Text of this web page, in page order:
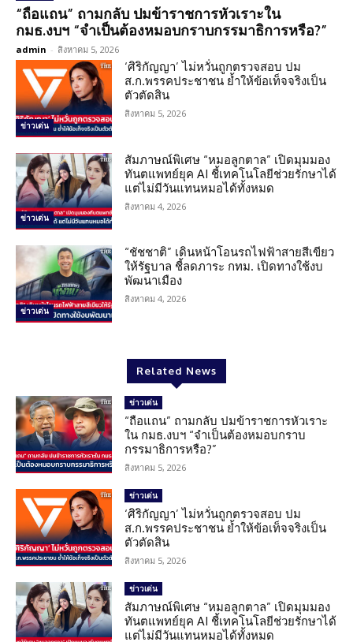
“ถือแถน” ถามกลับ ปมข้าราชการหัวเราะใน
กมธ.งบฯ “จำเป็นต้องหมอบกราบกรรมาธิการหรือ?”
admin - สิงหาคม 5, 2026
ข่าวเด่น
‘ศิริกัญญา’ ไม่หวั่นถูกตรวจสอบ ปม
ส.ก.พรรคประชาชน ย้ำให้ข้อเท็จจริงเป็น
ตัวตัดสิน
สิงหาคม 5, 2026
ข่าวเด่น
สัมภาษณ์พิเศษ “หมอลูกตาล” เปิดมุมมอง
ทันตแพทย์ยุค AI ชี้เทคโนโลยีช่วยรักษาได้
แต่ไม่มีวันแทนหมอได้ทั้งหมด
สิงหาคม 4, 2026
ข่าวเด่น
“ชัชชาติ” เดินหน้าโอนรถไฟฟ้าสายสีเขียว
ให้รัฐบาล ชี้ลดภาระ กทม. เปิดทางใช้งบ
พัฒนาเมือง
สิงหาคม 4, 2026
Related News
ข่าวเด่น
“ถือแถน” ถามกลับ ปมข้าราชการหัวเราะ
ใน กมธ.งบฯ “จำเป็นต้องหมอบกราบ
กรรมาธิการหรือ?”
สิงหาคม 5, 2026
ข่าวเด่น
‘ศิริกัญญา’ ไม่หวั่นถูกตรวจสอบ ปม
ส.ก.พรรคประชาชน ย้ำให้ข้อเท็จจริงเป็น
ตัวตัดสิน
สิงหาคม 5, 2026
ข่าวเด่น
สัมภาษณ์พิเศษ “หมอลูกตาล” เปิดมุมมอง
ทันตแพทย์ยุค AI ชี้เทคโนโลยีช่วยรักษาได้
แต่ไม่มีวันแทนหมอได้ทั้งหมด